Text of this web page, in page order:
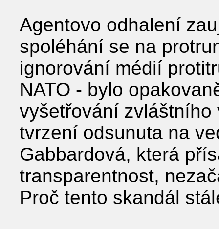
Agentovo odhalení
spoléhání se na
ignorování médií
NATO - bylo
vyšetřování zvláštního
tvrzení odsunuta na
Gabbardová, která
transparentnost,
Proč tento skandál